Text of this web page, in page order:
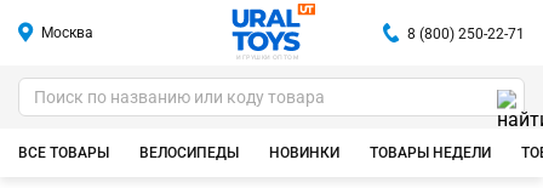
Москва
ИГРУШКИ ОПТОМ
8 (800) 250-22-71
ВСЕ ТОВАРЫ ВЕЛОСИПЕДЫ НОВИНКИ ТОВАРЫ НЕДЕЛИ